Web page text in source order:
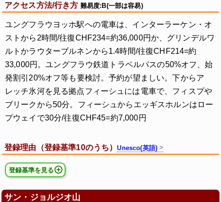
アクセス方法/行き方 難易度:B(一部は容易)
ユングフラウヨッホ駅への電車は、インターラーケン・オ
ストから2時間/往復CHF234=約36,000円か、グリンデルワ
ルトかラウターブルネンから1.4時間/往復CHF214=約
33,000円。ユングフラウ鉄道トラベルパスの50%オフ、始
発割引20%オフ等も要検討。予約が望ましい。下からア
レッチ氷河を見る拠点フィーシュには電車で、フィスプや
ブリークから50分。フィーシュからエッギスホルンはロー
プウェイで30分/往復CHF45=約7,000円
登録理由（登録基準10のうち）Unesco(英語)
登録基準を見る
サン・ジョルジオ山